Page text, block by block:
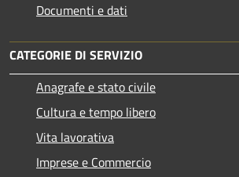
Documenti e dati
CATEGORIE DI SERVIZIO
Anagrafe e stato civile
Cultura e tempo libero
Vita lavorativa
Imprese e Commercio